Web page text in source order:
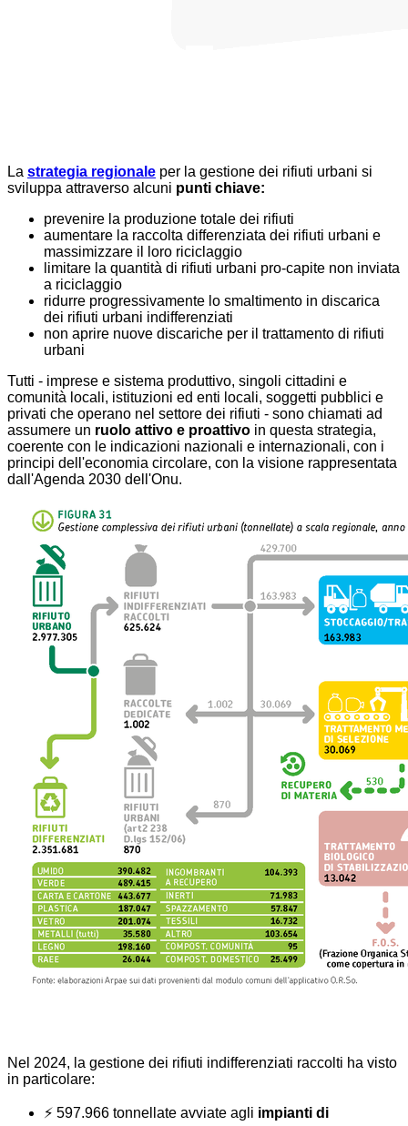
La strategia regionale per la gestione dei rifiuti urbani si
sviluppa attraverso alcuni punti chiave:
prevenire la produzione totale dei rifiuti
aumentare la raccolta differenziata dei rifiuti urbani e
massimizzare il loro riciclaggio
limitare la quantità di rifiuti urbani pro-capite non inviata
a riciclaggio
ridurre progressivamente lo smaltimento in discarica
dei rifiuti urbani indifferenziati
non aprire nuove discariche per il trattamento di rifiuti
urbani
Tutti - imprese e sistema produttivo, singoli cittadini e
comunità locali, istituzioni ed enti locali, soggetti pubblici e
privati che operano nel settore dei rifiuti - sono chiamati ad
assumere un ruolo attivo e proattivo in questa strategia,
coerente con le indicazioni nazionali e internazionali, con i
principi dell'economia circolare, con la visione rappresentata
dall'Agenda 2030 dell'Onu.
Nel 2024, la gestione dei rifiuti indifferenziati raccolti ha visto
in particolare:
⚡​ ​597.966 tonnellate avviate agli impianti di